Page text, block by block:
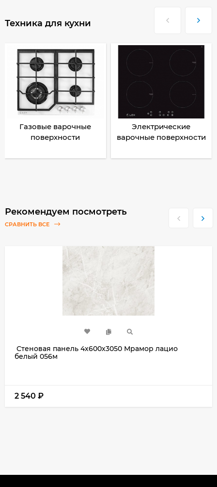
Техника для кухни
Газовые варочные
поверхности
Электрические
варочные поверхности
Рекомендуем посмотреть
СРАВНИТЬ ВСЕ
Стеновая панель 4х600х3050 Мрамор лацио
белый 056м
2 540 ₽